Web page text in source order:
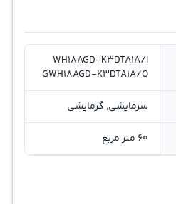
WH18AGD-K3DTA1A/I
GWH18AGD-K3DTA1A/O
سرمایشی, گرمایشی
60 متر مربع